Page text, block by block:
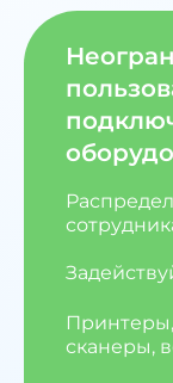
сканеры,